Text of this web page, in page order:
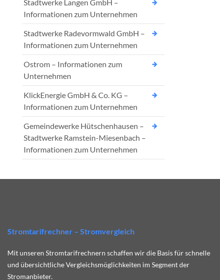
Stadtwerke Langen GmbH –
Informationen zum Unternehmen
Stadtwerke Radevormwald GmbH –
Informationen zum Unternehmen
Ostrom – Informationen zum
Unternehmen
KlickEnergie GmbH & Co. KG –
Informationen zum Unternehmen
Gemeindewerke Hütschenhausen –
Stadtwerke Ramstein-Miesenbach –
Informationen zum Unternehmen
Stromtarifrechner – Stromvergleich
Mit unseren Stromtarifrechnern schaffen wir die Basis für schnelle
und übersichtliche Vergleichsmöglichkeiten im Segment der
Stromanbieter.